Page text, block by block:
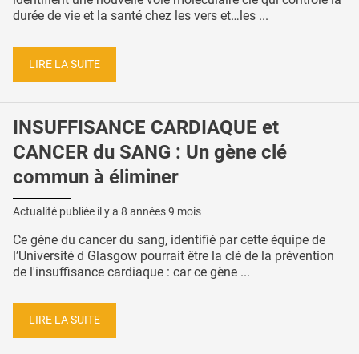
durée de vie et la santé chez les vers et…les ...
LIRE LA SUITE
INSUFFISANCE CARDIAQUE et
CANCER du SANG : Un gène clé
commun à éliminer
Actualité publiée il y a 8 années 9 mois
Ce gène du cancer du sang, identifié par cette équipe de
l’Université d Glasgow pourrait être la clé de la prévention
de l'insuffisance cardiaque : car ce gène ...
LIRE LA SUITE